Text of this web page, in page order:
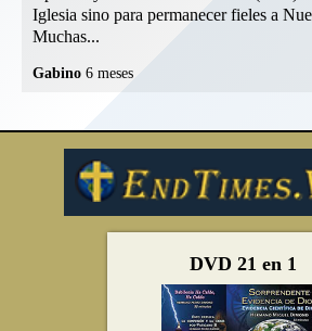
Iglesia sino para permanecer fieles a
Muchas...
Gabino 6 meses
DVD 21 en 1